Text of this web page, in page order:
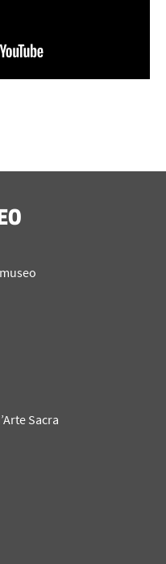
Sacra